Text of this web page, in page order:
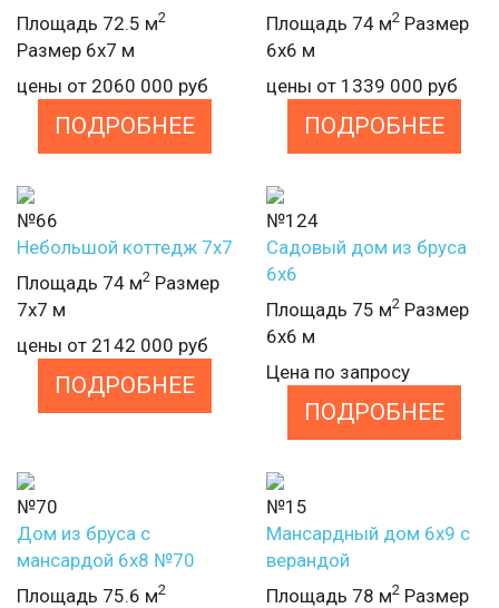
Площадь 72.5 м2
Размер 6х7 м
цены от 2060 000 руб
ПОДРОБНЕЕ
Площадь 74 м2 Размер
6х6 м
цены от 1339 000 руб
ПОДРОБНЕЕ
№66
Небольшой коттедж 7х7
Площадь 74 м2 Размер
7х7 м
цены от 2142 000 руб
ПОДРОБНЕЕ
№124
Садовый дом из бруса
6х6
Площадь 75 м2 Размер
6х6 м
Цена по запросу
ПОДРОБНЕЕ
№70
Дом из бруса с
мансардой 6х8 №70
Площадь 75.6 м2
№15
Мансардный дом 6х9 с
верандой
Площадь 78 м2 Размер